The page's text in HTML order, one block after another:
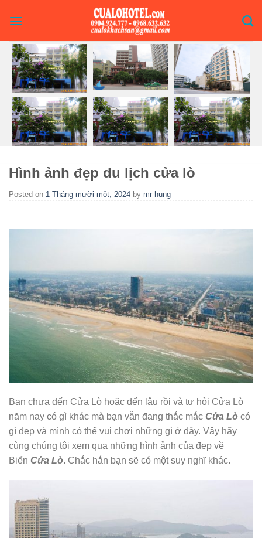
Hình ảnh đẹp du lịch cửa lò
Posted on 1 Tháng mười một, 2024 by mr hung
Bạn chưa đến Cửa Lò hoặc đến lâu rồi và tự hỏi Cửa Lò
năm nay có gì khác mà bạn vẫn đang thắc mắc Cửa Lò có
gì đẹp và mình có thể vui chơi những gì ở đây. Vậy hãy
cùng chúng tôi xem qua những hình ảnh của đẹp về
Biển Cửa Lò. Chắc hẳn bạn sẽ có một suy nghĩ khác.